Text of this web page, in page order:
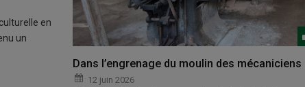
en
un
Dans l’engrenage du moulin des mécaniciens
12 juin 2026